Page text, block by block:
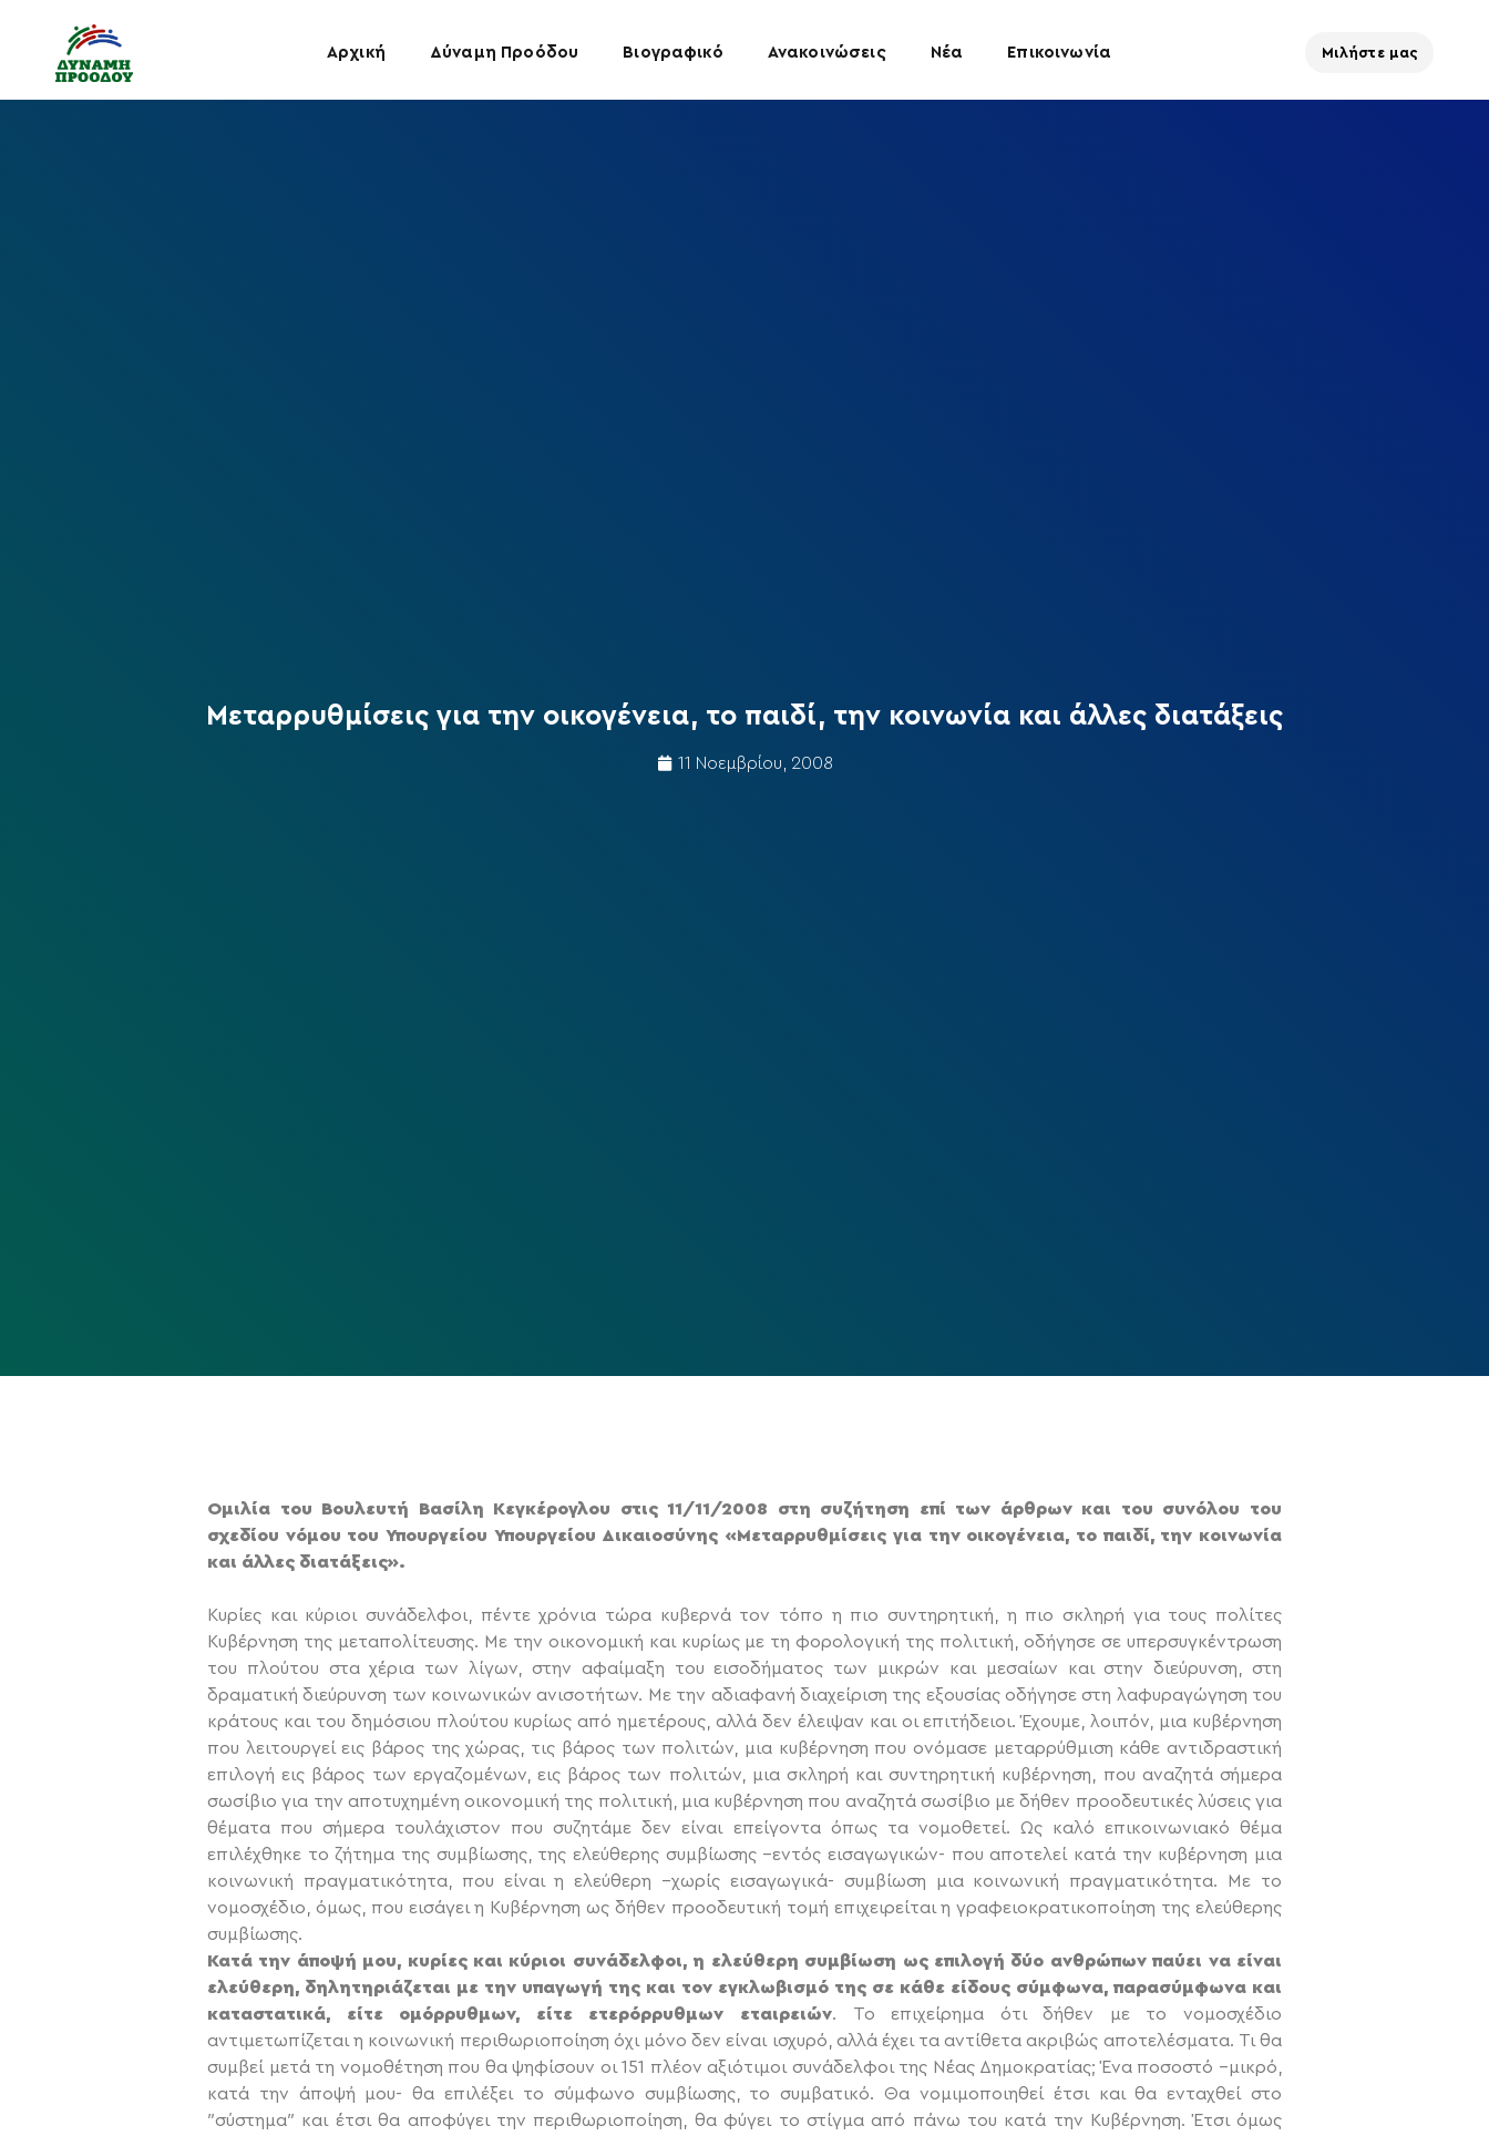
Αρχική Δύναμη Προόδου Βιογραφικό Ανακοινώσεις Νέα Επικοινωνία Μιλήστε μας
Μεταρρυθμίσεις για την οικογένεια, το παιδί, την κοινωνία και άλλες διατάξεις
11 Νοεμβρίου, 2008
Ομιλία του Βουλευτή Βασίλη Κεγκέρογλου στις 11/11/2008 στη συζήτηση επί των άρθρων και του συνόλου του
σχεδίου νόμου του Υπουργείου Υπουργείου Δικαιοσύνης «Μεταρρυθμίσεις για την οικογένεια, το παιδί, την κοινωνία
και άλλες διατάξεις».
Κυρίες και κύριοι συνάδελφοι, πέντε χρόνια τώρα κυβερνά τον τόπο η πιο συντηρητική, η πιο σκληρή για τους πολίτες
Κυβέρνηση της μεταπολίτευσης. Με την οικονομική και κυρίως με τη φορολογική της πολιτική, οδήγησε σε υπερσυγκέντρωση
του πλούτου στα χέρια των λίγων, στην αφαίμαξη του εισοδήματος των μικρών και μεσαίων και στην διεύρυνση, στη
δραματική διεύρυνση των κοινωνικών ανισοτήτων. Με την αδιαφανή διαχείριση της εξουσίας οδήγησε στη λαφυραγώγηση του
κράτους και του δημόσιου πλούτου κυρίως από ημετέρους, αλλά δεν έλειψαν και οι επιτήδειοι. Έχουμε, λοιπόν, μια κυβέρνηση
που λειτουργεί εις βάρος της χώρας, τις βάρος των πολιτών, μια κυβέρνηση που ονόμασε μεταρρύθμιση κάθε αντιδραστική
επιλογή εις βάρος των εργαζομένων, εις βάρος των πολιτών, μια σκληρή και συντηρητική κυβέρνηση, που αναζητά σήμερα
σωσίβιο για την αποτυχημένη οικονομική της πολιτική, μια κυβέρνηση που αναζητά σωσίβιο με δήθεν προοδευτικές λύσεις για
θέματα που σήμερα τουλάχιστον που συζητάμε δεν είναι επείγοντα όπως τα νομοθετεί. Ως καλό επικοινωνιακό θέμα
επιλέχθηκε το ζήτημα της συμβίωσης, της ελεύθερης συμβίωσης –εντός εισαγωγικών- που αποτελεί κατά την κυβέρνηση μια
κοινωνική πραγματικότητα, που είναι η ελεύθερη –χωρίς εισαγωγικά- συμβίωση μια κοινωνική πραγματικότητα. Με το
νομοσχέδιο, όμως, που εισάγει η Κυβέρνηση ως δήθεν προοδευτική τομή επιχειρείται η γραφειοκρατικοποίηση της ελεύθερης
συμβίωσης.
Κατά την άποψή μου, κυρίες και κύριοι συνάδελφοι, η ελεύθερη συμβίωση ως επιλογή δύο ανθρώπων παύει να είναι
ελεύθερη, δηλητηριάζεται με την υπαγωγή της και τον εγκλωβισμό της σε κάθε είδους σύμφωνα, παρασύμφωνα και
καταστατικά, είτε ομόρρυθμων, είτε ετερόρρυθμων εταιρειών. Το επιχείρημα ότι δήθεν με το νομοσχέδιο
αντιμετωπίζεται η κοινωνική περιθωριοποίηση όχι μόνο δεν είναι ισχυρό, αλλά έχει τα αντίθετα ακριβώς αποτελέσματα. Τι θα
συμβεί μετά τη νομοθέτηση που θα ψηφίσουν οι 151 πλέον αξιότιμοι συνάδελφοι της Νέας Δημοκρατίας; Ένα ποσοστό –μικρό,
κατά την άποψή μου- θα επιλέξει το σύμφωνο συμβίωσης, το συμβατικό. Θα νομιμοποιηθεί έτσι και θα ενταχθεί στο
″σύστημα″ και έτσι θα αποφύγει την περιθωριοποίηση, θα φύγει το στίγμα από πάνω του κατά την Κυβέρνηση. Έτσι όμως